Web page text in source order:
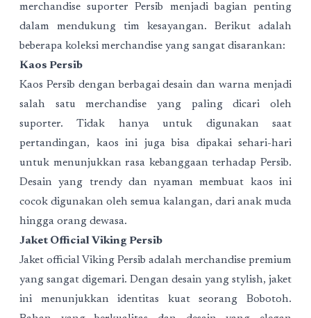
merchandise suporter Persib menjadi bagian penting
dalam mendukung tim kesayangan. Berikut adalah
beberapa koleksi merchandise yang sangat disarankan:
Kaos Persib
Kaos Persib dengan berbagai desain dan warna menjadi
salah satu merchandise yang paling dicari oleh
suporter. Tidak hanya untuk digunakan saat
pertandingan, kaos ini juga bisa dipakai sehari-hari
untuk menunjukkan rasa kebanggaan terhadap Persib.
Desain yang trendy dan nyaman membuat kaos ini
cocok digunakan oleh semua kalangan, dari anak muda
hingga orang dewasa.
Jaket Official Viking Persib
Jaket official Viking Persib adalah merchandise premium
yang sangat digemari. Dengan desain yang stylish, jaket
ini menunjukkan identitas kuat seorang Bobotoh.